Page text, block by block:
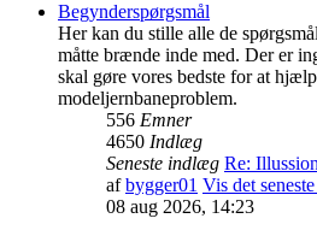
Begynderspørgsmål
Her kan du stille alle de
måtte brænde inde med. Der er
skal gøre vores bedste for at
modeljernbaneproblem.
556 Emner
4650 Indlæg
Seneste indlæg Re:
afbygger01 Vis det
08 aug 2026, 14:23